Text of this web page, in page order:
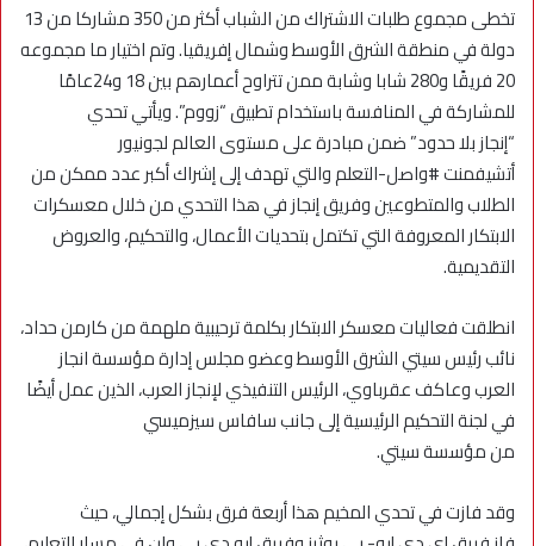
تخطى مجموع طلبات الاشتراك من الشباب أكثر من 350 مشاركا من 13
دولة في منطقة الشرق الأوسط وشمال إفريقيا. وتم اختيار ما مجموعه
20 فريقًا و280 شابا وشابة ممن تتراوح أعمارهم بين 18 و24عامًا
للمشاركة في المنافسة باستخدام تطبيق “زووم”. ويأتي تحدي
“إنجاز بلا حدود” ضمن مبادرة على مستوى العالم لجونيور
أتشيفمنت #واصل-التعلم والتي تهدف إلى إشراك أكبر عدد ممكن من
الطلاب والمتطوعين وفريق إنجاز في هذا التحدي من خلال معسكرات
الابتكار المعروفة التي تكتمل بتحديات الأعمال، والتحكيم، والعروض
التقديمية.
انطلقت فعاليات معسكر الابتكار بكلمة ترحيبية ملهمة من كارمن حداد،
نائب رئيس سيتي الشرق الأوسط وعضو مجلس إدارة مؤسسة انجاز
العرب وعاكف عقرباوي، الرئيس التنفيذي لإنجاز العرب، الذين عمل أيضًا
في لجنة التحكيم الرئيسية إلى جانب سافاس سيزميسي
من مؤسسة سيتي.
وقد فازت في تحدي المخيم هذا أربعة فرق بشكل إجمالي، حيث